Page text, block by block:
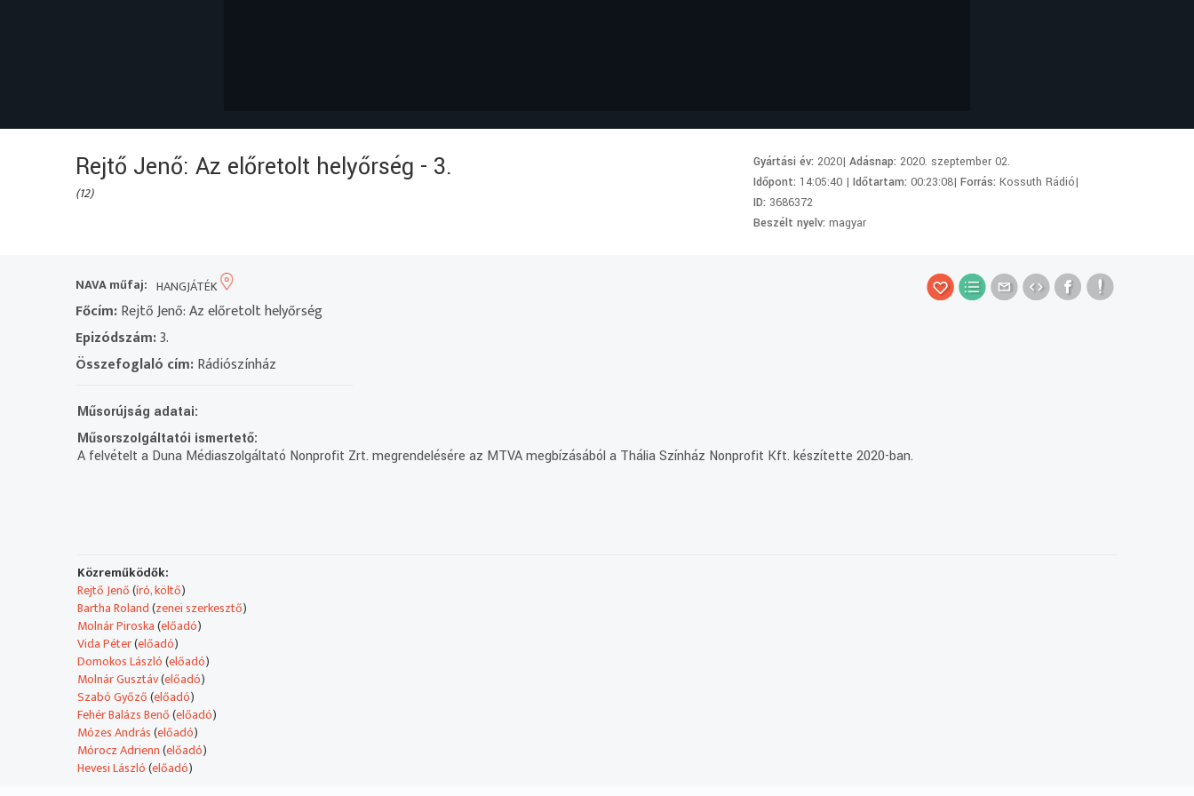
Rejtő Jenő: Az előretolt helyőrség - 3.
(12)
Gyártási év:2020|Adásnap:2020. szeptember 02.
Időpont: 14:05:40 |Időtartam:00:23:08|Forrás:Kossuth Rádió|
ID: 3686372
Beszélt nyelv:magyar
NAVA műfaj: HANGJÁTÉK
Főcím:Rejtő Jenő: Az előretolt helyőrség
Epizódszám:3.
Összefoglaló cím:Rádiószínház
Műsorújság adatai:
Műsorszolgáltatói ismertető:
A felvételt a Duna Médiaszolgáltató Nonprofit Zrt. megrendelésére az MTVA megbízásából a Thália Színház Nonprofit Kft. készítette 2020-ban.
Közreműködők:
Rejtő Jenő(író, költő)
Bartha Roland(zenei szerkesztő)
Molnár Piroska(előadó)
Vida Péter(előadó)
Domokos László(előadó)
Molnár Gusztáv(előadó)
Szabó Győző(előadó)
Fehér Balázs Benő(előadó)
Mózes András(előadó)
Mórocz Adrienn(előadó)
Hevesi László(előadó)